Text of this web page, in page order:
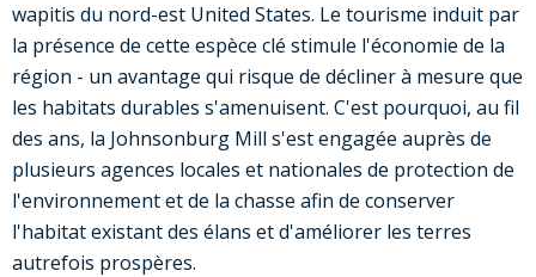
wapitis du nord-est United States. Le tourisme induit par
la présence de cette espèce clé stimule l'économie de la
région - un avantage qui risque de décliner à mesure que
les habitats durables s'amenuisent. C'est pourquoi, au fil
des ans, la Johnsonburg Mill s'est engagée auprès de
plusieurs agences locales et nationales de protection de
l'environnement et de la chasse afin de conserver
l'habitat existant des élans et d'améliorer les terres
autrefois prospères.